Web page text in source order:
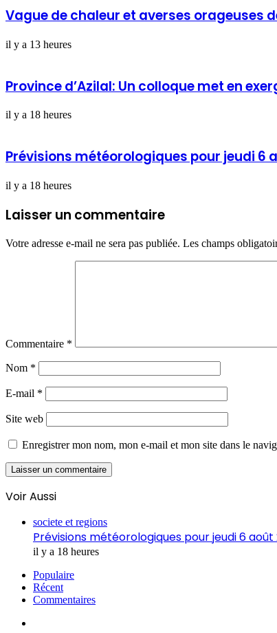
Vague de chaleur et averses orageuses
il y a 13 heures
Province d’Azilal: Un colloque met en
il y a 18 heures
Prévisions météorologiques pour jeudi 6
il y a 18 heures
Laisser un commentaire
Votre adresse e-mail ne sera pas publiée. Les champs
Commentaire *
Nom *
E-mail *
Site web
Enregistrer mon nom, mon e-mail et mon site dans le
Voir Aussi
societe et regions
Prévisions météorologiques pour jeudi 6 août
il y a 18 heures
Populaire
Récent
Commentaires